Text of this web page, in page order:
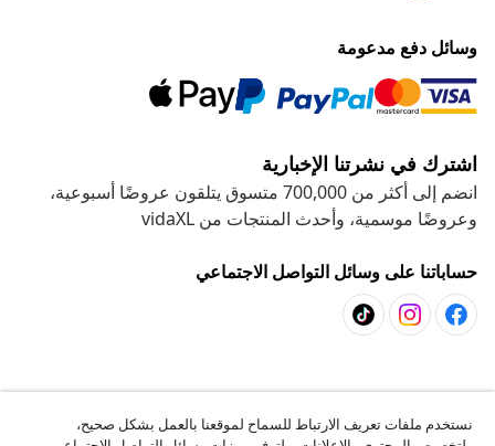
وسائل دفع مدعومة
اشترك في نشرتنا الإخبارية
انضم إلى أكثر من 700,000 متسوق يتلقون عروضًا أسبوعية،
وعروضًا موسمية، وأحدث المنتجات من vidaXL
حساباتنا على وسائل التواصل الاجتماعي
نستخدم ملفات تعريف الارتباط للسماح لموقعنا بالعمل بشكل صحيح،